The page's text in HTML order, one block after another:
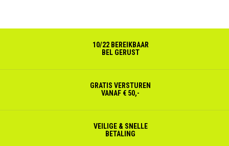
10/22 BEREIKBAAR
BEL GERUST
GRATIS VERSTUREN
VANAF € 50,-
VEILIGE & SNELLE
BETALING